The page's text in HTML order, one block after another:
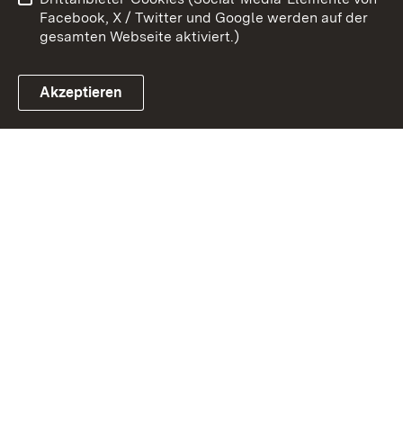
Link zum Landesportal
Facebook, X / Twitter und Google werden auf der
gesamten Webseite aktiviert.)
Akzeptieren